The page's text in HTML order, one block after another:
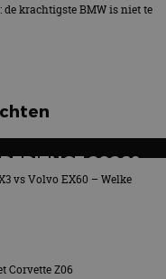
de krachtigste BMW is niet te
2026?
vs Volvo EX60 – Welke
Corvette Z06